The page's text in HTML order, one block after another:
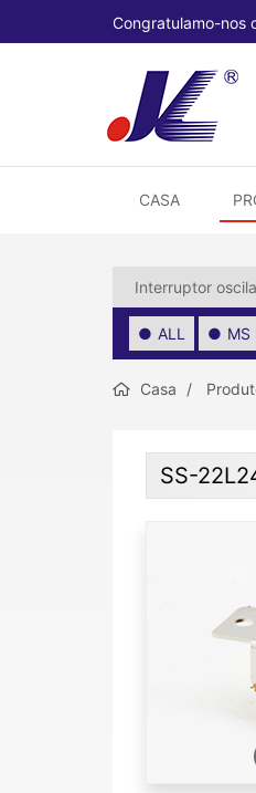
Congratulamo-nos
CASA
Interruptor
ALL MS
Casa
SS-